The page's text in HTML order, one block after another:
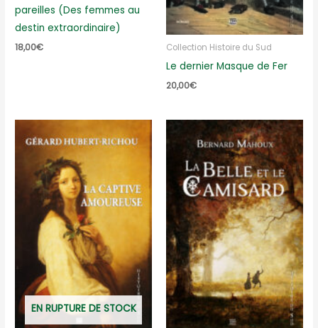
pareilles (Des femmes au
destin extraordinaire)
18,00€ Collection Histoire du Sud
Le dernier Masque de Fer
20,00€
EN RUPTURE DE STOCK